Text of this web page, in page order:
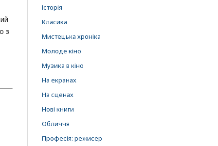
з
Історія
Класика
Мистецька хроніка
Молоде кіно
Музика в кіно
На екранах
На сценах
Нові книги
Обличчя
Професія: режисер